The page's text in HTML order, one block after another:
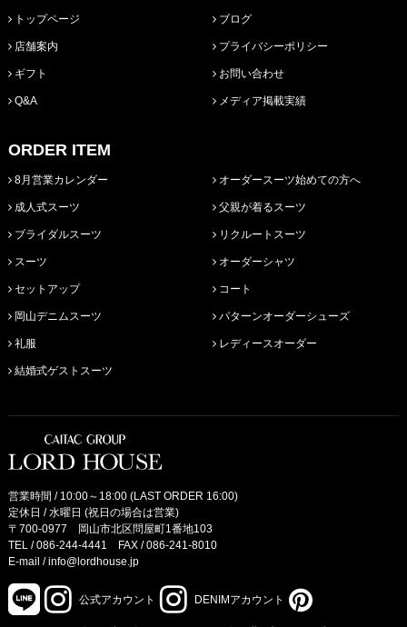
トップページ
店舗案内
ギフト
Q&A
ブログ
プライバシーポリシー
お問い合わせ
メディア掲載実績
ORDER ITEM
8月営業カレンダー
成人式スーツ
ブライダルスーツ
スーツ
セットアップ
岡山デニムスーツ
礼服
結婚式ゲストスーツ
オーダースーツ始めての方へ
父親が着るスーツ
リクルートスーツ
オーダーシャツ
コート
パターンオーダーシューズ
レディースオーダー
営業時間 / 10:00～18:00 (LAST ORDER 16:00)
定休日 / 水曜日 (祝日の場合は営業)
〒700-0977 岡山市北区問屋町1番地103
TEL /086-244-4441 FAX / 086-241-8010
E-mail /info@lordhouse.jp
公式アカウント DENIMアカウント